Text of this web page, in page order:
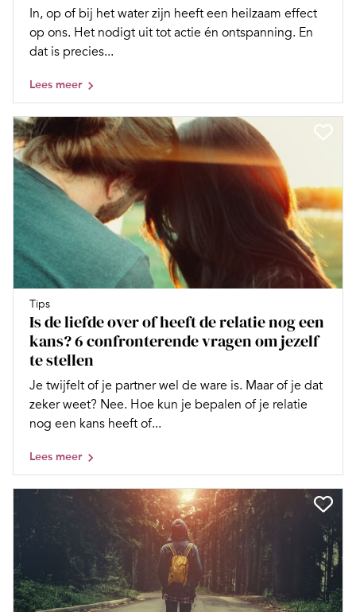
In, op of bij het water zijn heeft een heilzaam effect
op ons. Het nodigt uit tot actie én ontspanning. En
dat is precies...
Lees meer
Tips
Is de liefde over of heeft de relatie nog een
kans? 6 confronterende vragen om jezelf
te stellen
Je twijfelt of je partner wel de ware is. Maar of je dat
zeker weet? Nee. Hoe kun je bepalen of je relatie
nog een kans heeft of...
Lees meer